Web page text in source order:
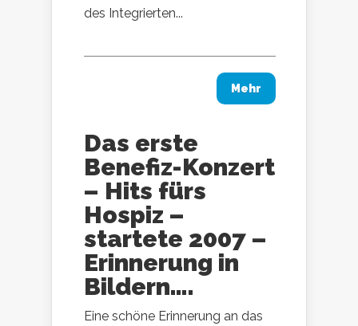
des Integrierten...
Mehr
Das erste
Benefiz-Konzert
– Hits fürs
Hospiz –
startete 2007 –
Erinnerung in
Bildern….
Eine schöne Erinnerung an das